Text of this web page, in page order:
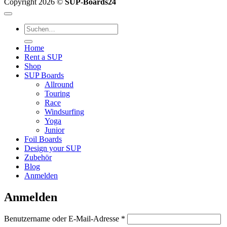
Suchen
nach:
Home
Rent a SUP
Shop
SUP Boards
Allround
Touring
Race
Windsurfing
Yoga
Junior
Foil Boards
Design your SUP
Zubehör
Blog
Anmelden
Anmelden
Benutzername oder E-Mail-Adresse *